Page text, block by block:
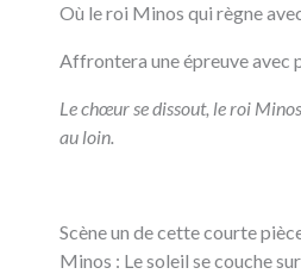
Où le roi Minos qui règne
Affrontera une épreuve avec
Le chœur se dissout, le roi
au loin.
Scène un de cette courte
Minos : Le soleil se couche